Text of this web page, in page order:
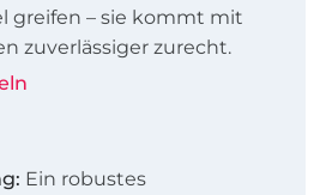
greifen – sie kommt mit
zuverlässiger zurecht.
Ein robustes